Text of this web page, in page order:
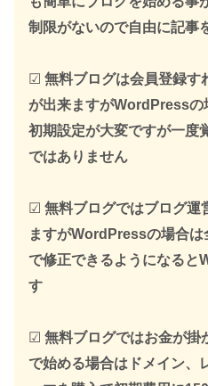
制限がないので自由に記事
☑ 無料ブログは会員登録す
が出来ますがWordPressの
初期設定が大変ですが一度
ではありません
☑ 無料ブログではブログ運
ますがWordPressの場合
で修正できるようになると
す
☑ 無料ブログではお金が
で始める場合はドメイン、